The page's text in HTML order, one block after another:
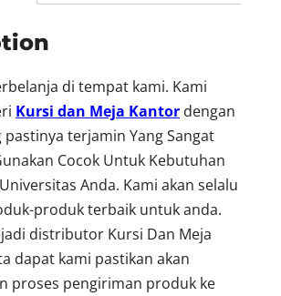
di tempat kami. Kami
Kursi dan Meja Kantor dengan
pastinya terjamin Yang Sangat
Cocok Untuk Kebutuhan
Anda. Kami akan selalu
produk terbaik untuk anda.
distributor Kursi Dan Meja
dapat kami pastikan akan
proses pengiriman produk ke